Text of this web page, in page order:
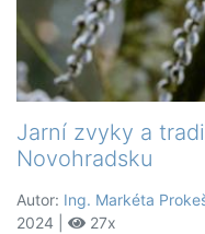
Jarní zvyky a
Novohradsku
Autor: Ing. Markéta
2024 |
27x